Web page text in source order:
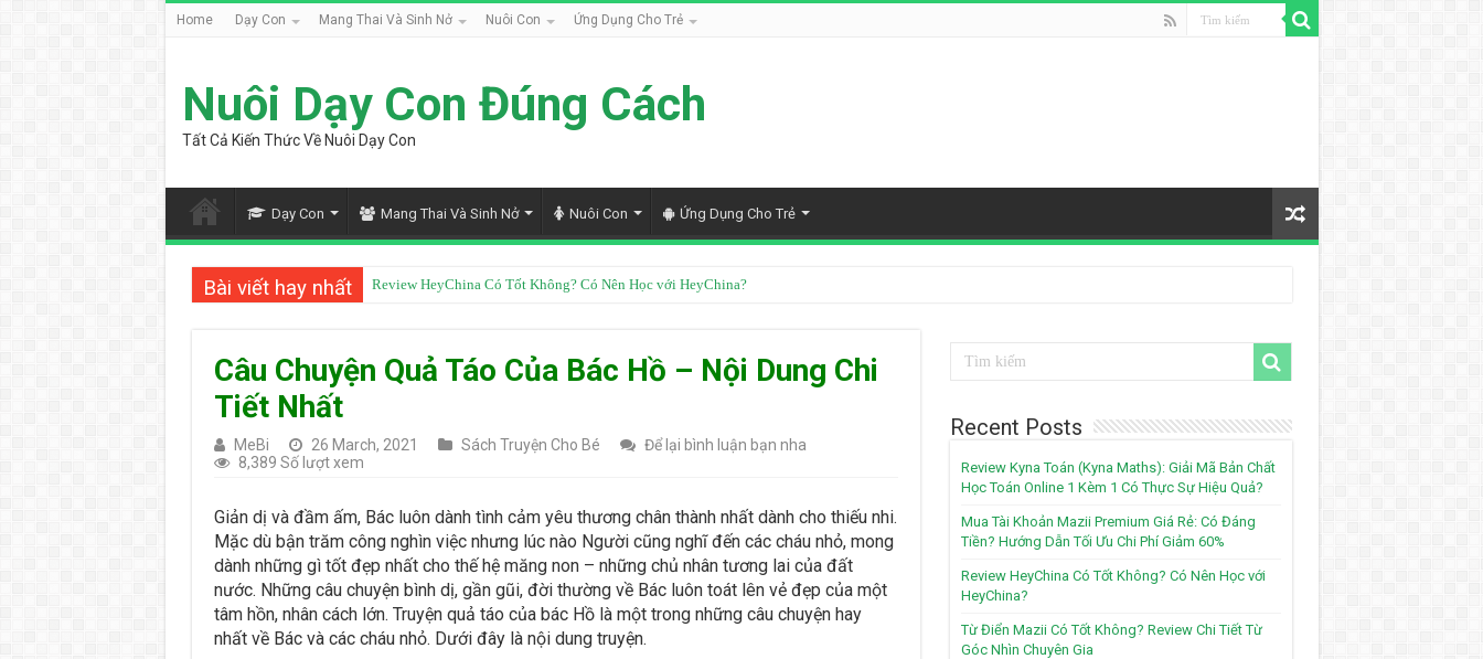
Home Dạy Con Mang Thai Và Sinh Nở Nuôi Con Ứng Dụng Cho Trẻ
Nuôi Dạy Con Đúng Cách
Tất Cả Kiến Thức Về Nuôi Dạy Con
Dạy Con Mang Thai Và Sinh Nở Nuôi Con Ứng Dụng Cho Trẻ
Bài viết hay nhất Từ Điển Mazii Có Tốt Không? Review Chi Tiết Từ Góc Nhìn Chuyên Gia
Câu Chuyện Quả Táo Của Bác Hồ – Nội Dung Chi
Tiết Nhất
MeBi 26 March, 2021 Sách Truyện Cho Bé
Để lại bình luận bạn nha
8,389 Số lượt xem
Giản dị và đầm ấm, Bác luôn dành tình cảm yêu thương chân thành nhất dành cho thiếu nhi.
Mặc dù bận trăm công nghìn việc nhưng lúc nào Người cũng nghĩ đến các cháu nhỏ, mong
dành những gì tốt đẹp nhất cho thế hệ măng non – những chủ nhân tương lai của đất
nước. Những câu chuyện bình dị, gần gũi, đời thường về Bác luôn toát lên vẻ đẹp của một
tâm hồn, nhân cách lớn. Truyện quả táo của bác Hồ là một trong những câu chuyện hay
nhất về Bác và các cháu nhỏ. Dưới đây là nội dung truyện.
Recent Posts
Review Kyna Toán (Kyna Maths): Giải Mã Bản Chất
Học Toán Online 1 Kèm 1 Có Thực Sự Hiệu Quả?
Mua Tài Khoản Mazii Premium Giá Rẻ: Có Đáng
Tiền? Hướng Dẫn Tối Ưu Chi Phí Giảm 60%
Review HeyChina Có Tốt Không? Có Nên Học với
HeyChina?
Từ Điển Mazii Có Tốt Không? Review Chi Tiết Từ
Góc Nhìn Chuyên Gia